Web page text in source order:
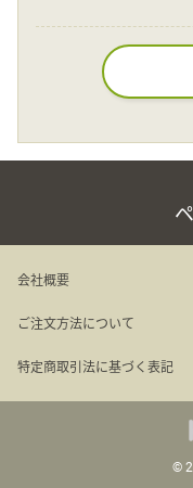
日
会社概要
ご注文方法について
特定商取引法に基づく表記
©